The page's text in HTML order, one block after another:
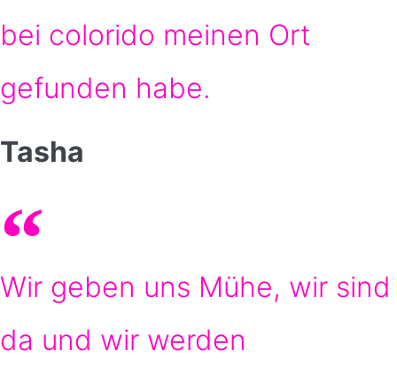
bei colorido meinen Ort
gefunden habe.
Tasha
Wir geben uns Mühe, wir sind
da und wir werden